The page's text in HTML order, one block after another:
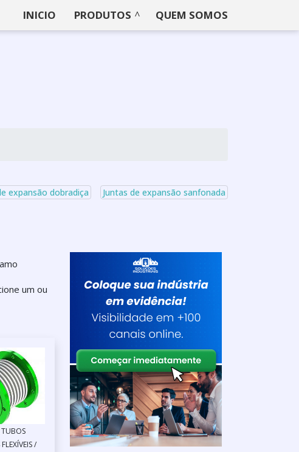
INICIO PRODUTOS QUEM SOMOS
expansão dobradiça Juntas de expansão sanfonada
um ou
TUBOS
/